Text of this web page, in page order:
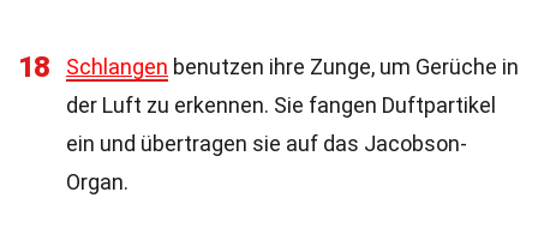
18 Schlangen benutzen ihre Zunge, um Gerüche in
der Luft zu erkennen. Sie fangen Duftpartikel
ein und übertragen sie auf das Jacobson-
Organ.